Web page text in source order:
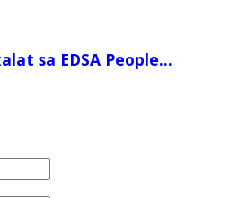
sa EDSA People...